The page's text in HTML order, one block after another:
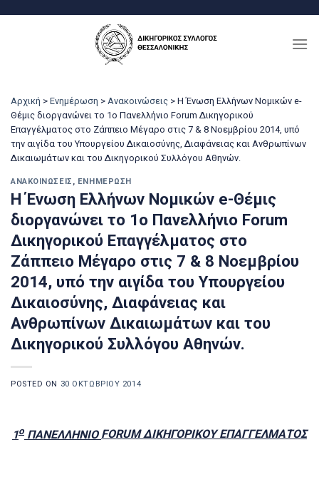
Αρχική > Ενημέρωση > Ανακοινώσεις > Η Ένωση Ελλήνων Νομικών e-
Θέμις διοργανώνει το 1ο Πανελλήνιο Forum Δικηγορικού
Επαγγέλματος στο Ζάππειο Μέγαρο στις 7 & 8 Νοεμβρίου 2014, υπό
την αιγίδα του Υπουργείου Δικαιοσύνης, Διαφάνειας και Ανθρωπίνων
Δικαιωμάτων και του Δικηγορικού Συλλόγου Αθηνών.
ΑΝΑΚΟΙΝΏΣΕΙΣ , ΕΝΗΜΈΡΩΣΗ
Η Ένωση Ελλήνων Νομικών e-Θέμις
διοργανώνει το 1ο Πανελλήνιο Forum
Δικηγορικού Επαγγέλματος στο
Ζάππειο Μέγαρο στις 7 & 8 Νοεμβρίου
2014, υπό την αιγίδα του Υπουργείου
Δικαιοσύνης, Διαφάνειας και
Ανθρωπίνων Δικαιωμάτων και του
Δικηγορικού Συλλόγου Αθηνών.
POSTED ON 30 ΟΚΤΩΒΡΊΟΥ 2014
1ο ΠΑΝΕΛΛΗΝΙΟ FORUM ΔΙΚΗΓΟΡΙΚΟΥ ΕΠΑΓΓΕΛΜΑΤΟΣ